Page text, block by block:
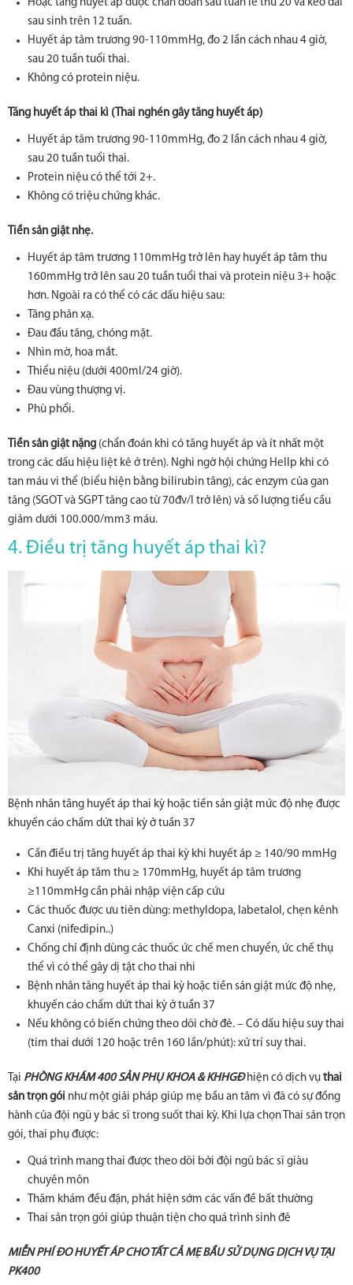
Hoặc tăng huyết áp được chẩn đoán sau tuần lễ thứ 20 và kéo dài
sau sinh trên 12 tuần.
Huyết áp tâm trương 90-110mmHg, đo 2 lần cách nhau 4 giờ,
sau 20 tuần tuổi thai.
Không có protein niệu.
Tăng huyết áp thai kì (Thai nghén gây tăng huyết áp)
Huyết áp tâm trương 90-110mmHg, đo 2 lần cách nhau 4 giờ,
sau 20 tuần tuổi thai.
Protein niệu có thể tới 2+.
Không có triệu chứng khác.
Tiền sản giật nhẹ.
Huyết áp tâm trương 110mmHg trở lên hay huyết áp tâm thu
160mmHg trở lên sau 20 tuần tuổi thai và protein niệu 3+ hoặc
hơn. Ngoài ra có thể có các dấu hiệu sau:
Tăng phản xạ.
Đau đầu tăng, chóng mặt.
Nhìn mờ, hoa mắt.
Thiểu niệu (dưới 400ml/24 giờ).
Đau vùng thượng vị.
Phù phổi.
Tiền sản giật nặng (chẩn đoán khi có tăng huyết áp và ít nhất một
trong các dấu hiệu liệt kê ở trên). Nghi ngờ hội chứng Hellp khi có
tan máu vi thể (biểu hiện bằng bilirubin tăng), các enzym của gan
tăng (SGOT và SGPT tăng cao từ 70đv/l trở lên) và số lượng tiểu cầu
giảm dưới 100.000/mm3 máu.
4. Điều trị tăng huyết áp thai kì?
Bệnh nhân tăng huyết áp thai kỳ hoặc tiền sản giật mức độ nhẹ được
khuyến cáo chấm dứt thai kỳ ở tuần 37
Cần điều trị tăng huyết áp thai kỳ khi huyết áp ≥ 140/90 mmHg
Khi huyết áp tâm thu ≥ 170mmHg, huyết áp tâm trương
≥110mmHg cần phải nhập viện cấp cứu
Các thuốc được ưu tiên dùng: methyldopa, labetalol, chẹn kênh
Canxi (nifedipin..)
Chống chỉ định dùng các thuốc ức chế men chuyển, ức chế thụ
thể vì có thể gây dị tật cho thai nhi
Bệnh nhân tăng huyết áp thai kỳ hoặc tiền sản giật mức độ nhẹ,
khuyến cáo chấm dứt thai kỳ ở tuần 37
Nếu không có biến chứng theo dõi chờ đẻ. – Có dấu hiệu suy thai
(tim thai dưới 120 hoặc trên 160 lần/phút): xử trí suy thai.
Tại PHÒNG KHÁM 400 SẢN PHỤ KHOA & KHHGĐhiện có dịch vụ thai
sản trọn gói như một giải pháp giúp mẹ bầu an tâm vì đã có sự đồng
hành của đội ngũ y bác sĩ trong suốt thai kỳ. Khi lựa chọn Thai sản trọn
gói, thai phụ được:
Quá trình mang thai được theo dõi bởi đội ngũ bác sĩ giàu
chuyên môn
Thăm khám đều đặn, phát hiện sớm các vấn đề bất thường
Thai sản trọn gói giúp thuận tiện cho quá trình sinh đẻ
MIỄN PHÍ ĐO HUYẾT ÁP CHO TẤT CẢ MẸ BẦU SỬ DỤNG DỊCH VỤ TẠI
PK400